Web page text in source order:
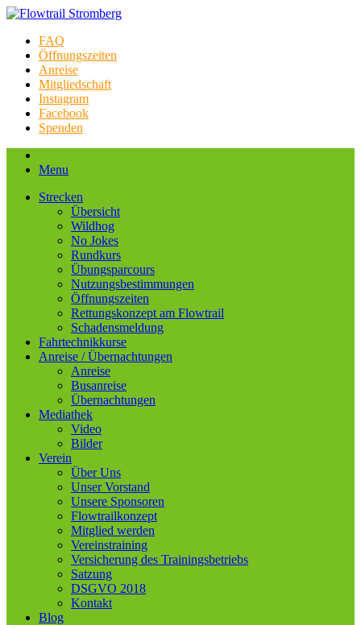
FAQ
Öffnungszeiten
Anreise
Mitgliedschaft
Instagram
Facebook
Spenden
Menu
Strecken
Übersicht
Wildhog
No Jokes
Rundkurs
Übungsparcours
Nutzungsbestimmungen
Öffnungszeiten
Rettungskonzept am Flowtrail
Schadensmeldung
Fahrtechnikkurse
Anreise / Übernachtungen
Anreise
Busanreise
Übernachtungen
Mediathek
Video
Bilder
Verein
Über Uns
Unser Vorstand
Unsere Sponsoren
Flowtrailkonzept
Mitglied werden
Vereinstraining
Versicherung des Trainingsbetriebs
Satzung
DSGVO 2018
Kontakt
Blog